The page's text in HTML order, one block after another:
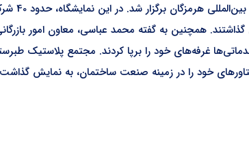
دهمین نمایشگاه
همچنین به گفته محمد عباسی، معاون امور
نمایشگاه تخصصی جامع صنعت ساختمان 65 درصد تولیدی‌ها، 20 درصد نمایندگی‌ها و 15 درصدخدماتی‌ها غرفه‌های خود را
خود را در زمینه صنعت ساختمان، به نمایش